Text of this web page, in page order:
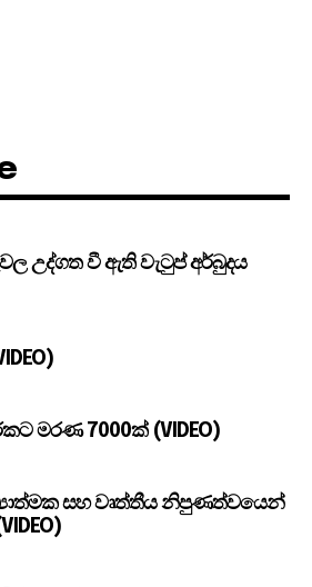
උද්ගත වී ඇති වැටුප් අර්බුදය
මරණ 7000ක් (VIDEO)
සහ වෘත්තීය නිපුණත්වයෙන්